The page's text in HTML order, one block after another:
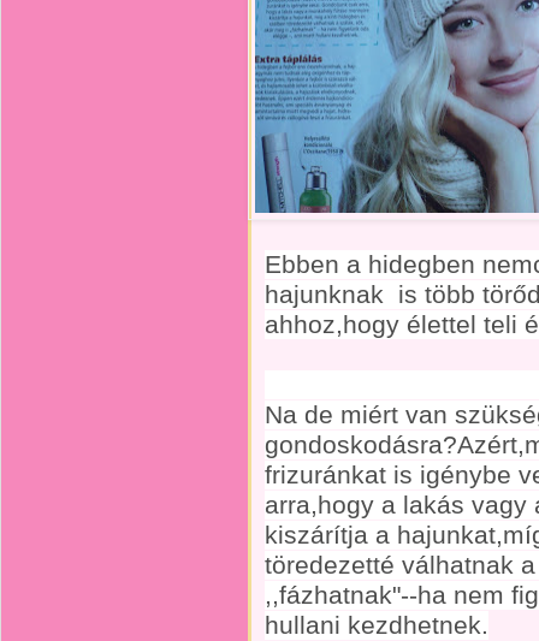
Ebben a hidegben
hajunknak is több
ahhoz,hogy élettel teli
Na de miért van
frizuránkat is igénybe
arra,hogy a lakás vagy
kiszárítja a
töredezetté válhatnak
,,fázhatnak"--ha nem
hullani kezdhetnek.